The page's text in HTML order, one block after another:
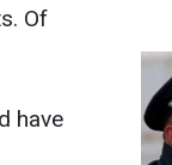
Of
have